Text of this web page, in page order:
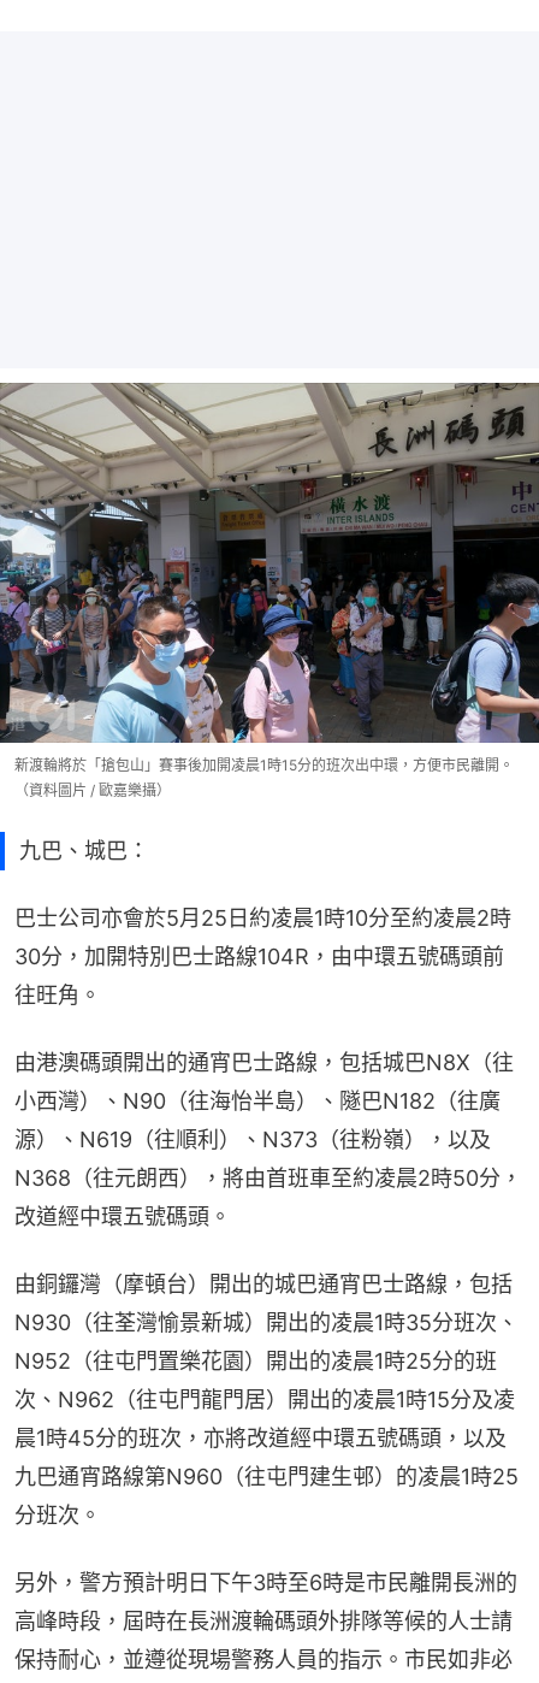
新渡輪將於「搶包山」賽事後加開凌晨1時15分的班次出中環，方便市民離開。
（資料圖片 / 歐嘉樂攝）
九巴、城巴：
巴士公司亦會於5月25日約凌晨1時10分至約凌晨2時
30分，加開特別巴士路線104R，由中環五號碼頭前
往旺角。
由港澳碼頭開出的通宵巴士路線，包括城巴N8X（往
小西灣）、N90（往海怡半島）、隧巴N182（往廣
源）、N619（往順利）、N373（往粉嶺），以及
N368（往元朗西），將由首班車至約凌晨2時50分，
改道經中環五號碼頭。
由銅鑼灣（摩頓台）開出的城巴通宵巴士路線，包括
N930（往荃灣愉景新城）開出的凌晨1時35分班次、
N952（往屯門置樂花園）開出的凌晨1時25分的班
次、N962（往屯門龍門居）開出的凌晨1時15分及凌
晨1時45分的班次，亦將改道經中環五號碼頭，以及
九巴通宵路線第N960（往屯門建生邨）的凌晨1時25
分班次。
另外，警方預計明日下午3時至6時是市民離開長洲的
高峰時段，屆時在長洲渡輪碼頭外排隊等候的人士請
保持耐心，並遵從現場警務人員的指示。市民如非必